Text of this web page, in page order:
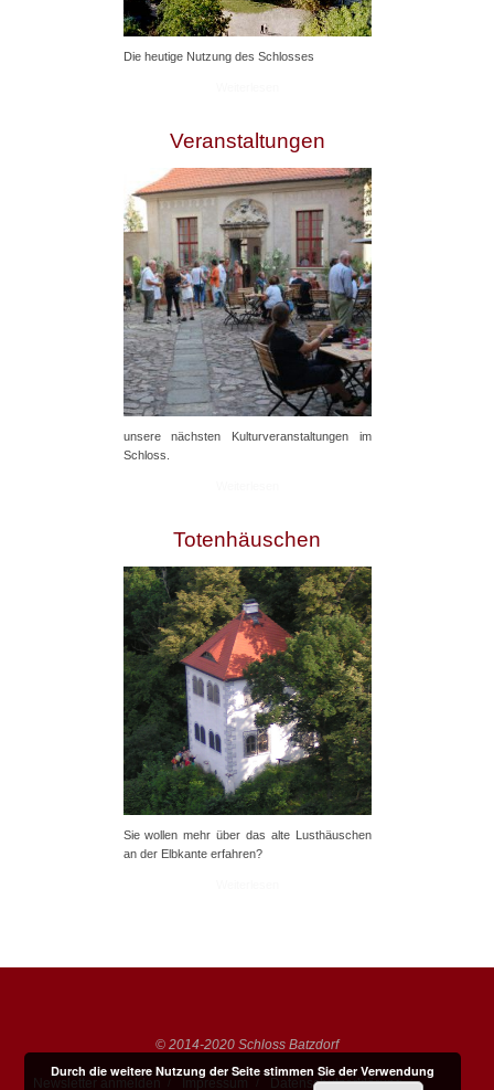
Die heutige Nutzung des Schlosses
Veranstaltungen
unsere nächsten Kulturveranstaltungen im
Schloss.
Totenhäuschen
Sie wollen mehr über das alte Lusthäuschen
an der Elbkante erfahren?
© 2014-2020 Schloss Batzdorf
Newsletter anmelden Impressum Datenschutzerklärung
Durch die weitere Nutzung der Seite stimmen Sie der Verwendung